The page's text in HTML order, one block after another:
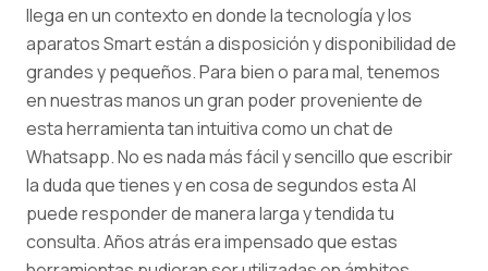
llega en un contexto en donde la tecnología y los
aparatos Smart están a disposición y disponibilidad de
grandes y pequeños. Para bien o para mal, tenemos
en nuestras manos un gran poder proveniente de
esta herramienta tan intuitiva como un chat de
Whatsapp. No es nada más fácil y sencillo que escribir
la duda que tienes y en cosa de segundos esta AI
puede responder de manera larga y tendida tu
consulta. Años atrás era impensado que estas